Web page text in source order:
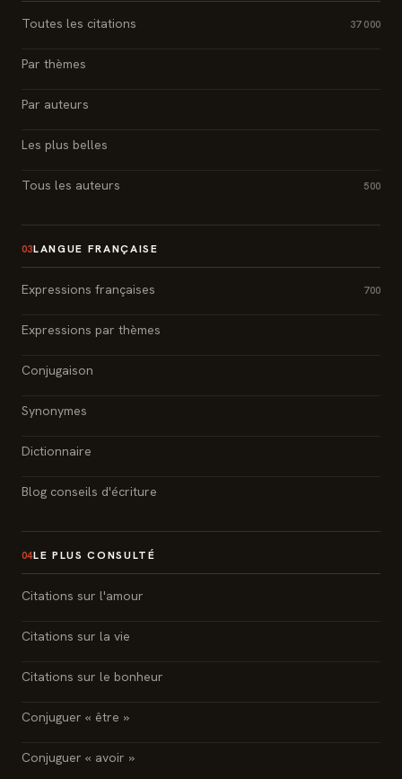
Toutes les citations 37 000
Par thèmes
Par auteurs
Les plus belles
Tous les auteurs 500
03LANGUE FRANÇAISE
Expressions françaises 700
Expressions par thèmes
Conjugaison
Synonymes
Dictionnaire
Blog conseils d'écriture
04LE PLUS CONSULTÉ
Citations sur l'amour
Citations sur la vie
Citations sur le bonheur
Conjuguer « être »
Conjuguer « avoir »